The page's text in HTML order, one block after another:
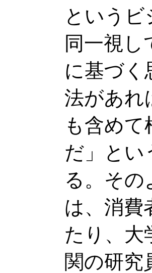
という
同一視
に基づく
法があれ
も含め
だ」とい
る。その
は、消費
たり、大
関の研究